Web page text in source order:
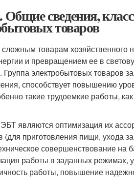
сведения,
товаров
товарам хозяйственного
и превращением ее в
электробытовых товаров
способствует повышению
такие трудоемкие работы,
являются оптимизация их
приготовления пищи, ухода
совершенствование на
работы в заданных
работы, повышение